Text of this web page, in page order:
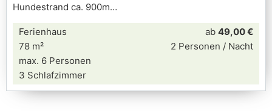
Hundestrand ca. 900m
Ferienhaus
78 m²
max. 6 Personen
3 Schlafzimmer
ab 49,00 €
2 Personen / Nacht